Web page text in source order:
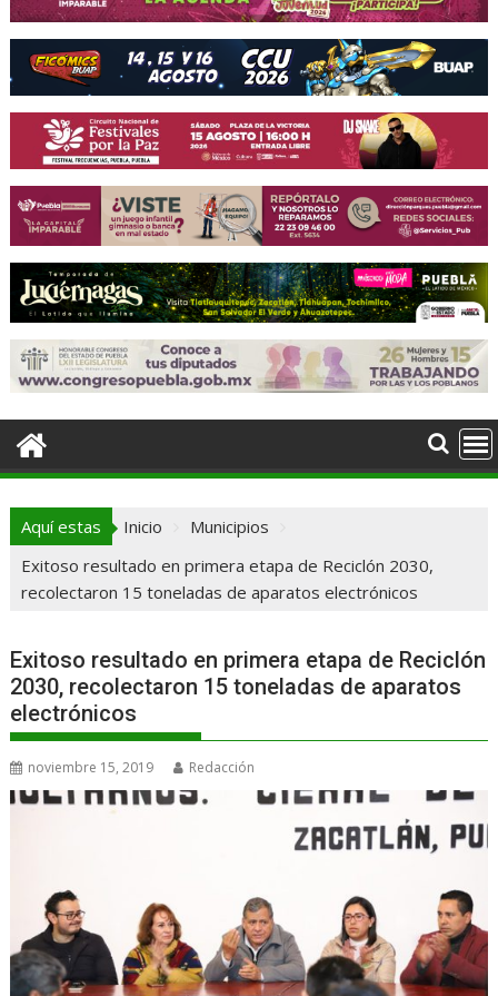
Aquí estas Inicio
Municipios
Exitoso resultado en primera etapa de Reciclón 2030,
recolectaron 15 toneladas de aparatos electrónicos
Exitoso resultado en primera etapa de Reciclón
2030, recolectaron 15 toneladas de aparatos
electrónicos
noviembre 15, 2019 Redacción